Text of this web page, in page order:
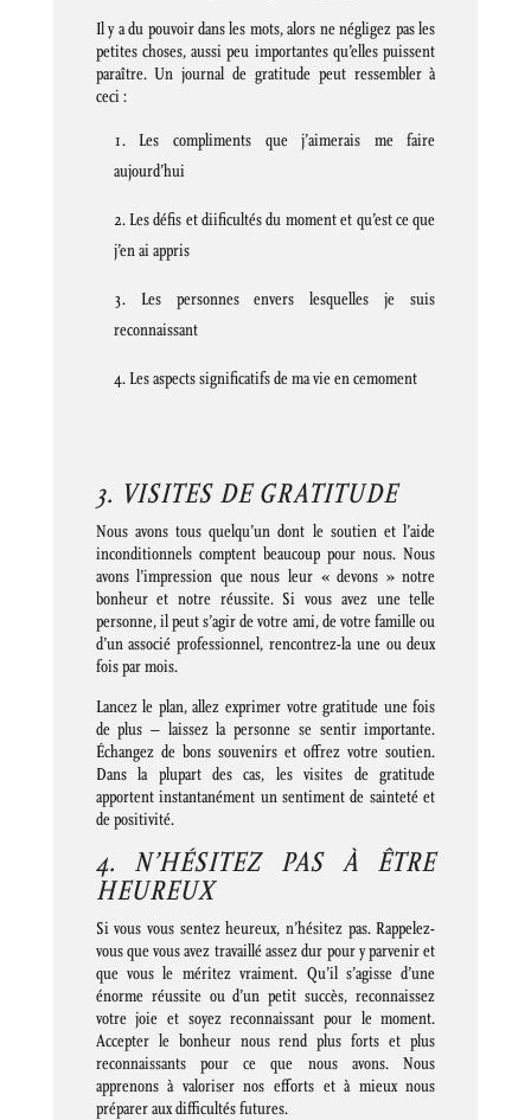
Il y a du pouvoir dans les mots, alors ne négligez pas les
petites choses, aussi peu importantes qu’elles puissent
paraître. Un journal de gratitude peut ressembler à
ceci :
Les compliments que j’aimerais me faire
aujourd’hui
Les défis et diificultés du moment et qu’est ce que
j’en ai appris
Les personnes envers lesquelles je suis
reconnaissant
Les aspects significatifs de ma vie en cemoment
3. VISITES DE GRATITUDE
Nous avons tous quelqu’un dont le soutien et l’aide
inconditionnels comptent beaucoup pour nous. Nous
avons l’impression que nous leur « devons » notre
bonheur et notre réussite. Si vous avez une telle
personne, il peut s’agir de votre ami, de votre famille ou
d’un associé professionnel, rencontrez-la une ou deux
fois par mois.
Lancez le plan, allez exprimer votre gratitude une fois
de plus – laissez la personne se sentir importante.
Échangez de bons souvenirs et offrez votre soutien.
Dans la plupart des cas, les visites de gratitude
apportent instantanément un sentiment de sainteté et
de positivité.
4. N’HÉSITEZ PAS À ÊTRE
HEUREUX
Si vous vous sentez heureux, n’hésitez pas. Rappelez-
vous que vous avez travaillé assez dur pour y parvenir et
que vous le méritez vraiment. Qu’il s’agisse d’une
énorme réussite ou d’un petit succès, reconnaissez
votre joie et soyez reconnaissant pour le moment.
Accepter le bonheur nous rend plus forts et plus
reconnaissants pour ce que nous avons. Nous
apprenons à valoriser nos efforts et à mieux nous
préparer aux difficultés futures.